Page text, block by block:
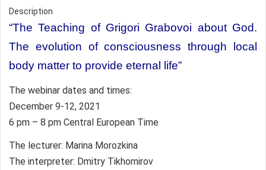
Description
“The Teaching of Grigori Grabovoi about God.
The evolution of consciousness through local
body matter to provide eternal life”
The webinar dates and times:
December 9-12, 2021
6 pm – 8 pm Central European Time
The lecturer: Marina Morozkina
The interpreter: Dmitry Tikhomirov